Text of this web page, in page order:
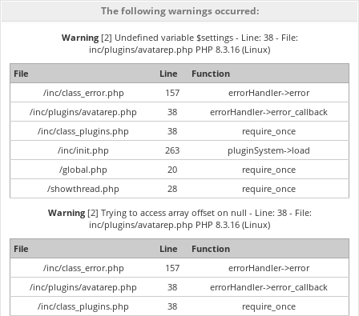
The following warnings occurred:
Warning[2] Undefined variable $settings - Line: 38 - File:
inc/plugins/avatarep.php PHP 8.3.16 (Linux)
File
Line
Function
/inc/class_error.php
157
errorHandler->error
/inc/plugins/avatarep.php
38
errorHandler->error_callback
/inc/class_plugins.php
38
require_once
/inc/init.php
263
pluginSystem->load
/global.php
20
require_once
/showthread.php
28
require_once
Warning[2] Trying to access array offset on null - Line: 38 - File:
inc/plugins/avatarep.php PHP 8.3.16 (Linux)
File
Line
Function
/inc/class_error.php
157
errorHandler->error
/inc/plugins/avatarep.php
38
errorHandler->error_callback
/inc/class_plugins.php
38
require_once